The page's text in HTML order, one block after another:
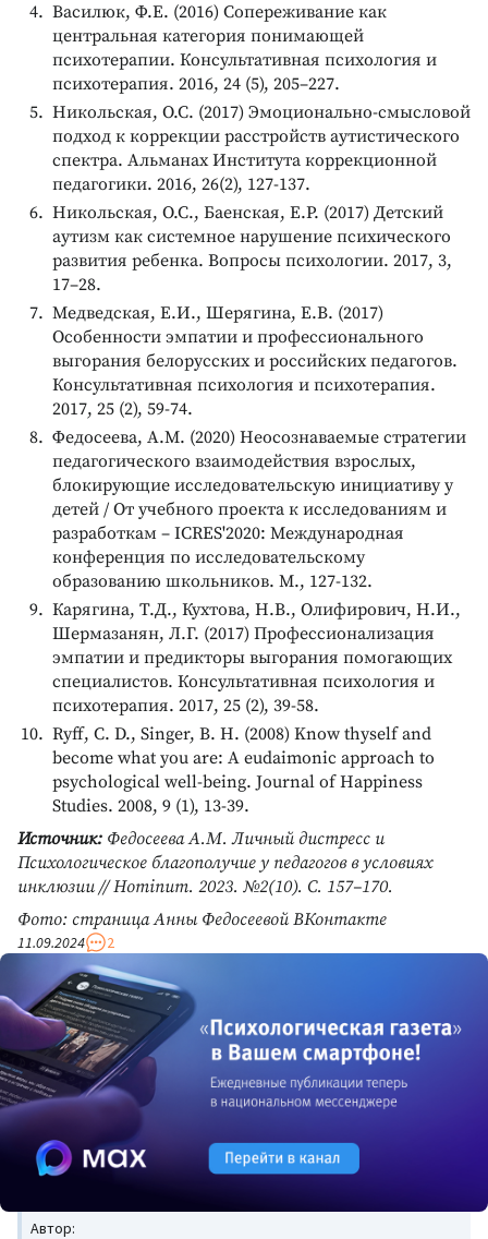
Василюк, Ф.Е. (2016) Сопереживание как
центральная категория понимающей
психотерапии. Консультативная психология и
психотерапия. 2016, 24 (5), 205–227.
Никольская, О.С. (2017) Эмоционально-смысловой
подход к коррекции расстройств аутистического
спектра. Альманах Института коррекционной
педагогики. 2016, 26(2), 127-137.
Никольская, О.С., Баенская, Е.Р. (2017) Детский
аутизм как системное нарушение психического
развития ребенка. Вопросы психологии. 2017, 3,
17–28.
Медведская, Е.И., Шерягина, Е.В. (2017)
Особенности эмпатии и профессионального
выгорания белорусских и российских педагогов.
Консультативная психология и психотерапия.
2017, 25 (2), 59-74.
Федосеева, А.М. (2020) Неосознаваемые стратегии
педагогического взаимодействия взрослых,
блокирующие исследовательскую инициативу у
детей / От учебного проекта к исследованиям и
разработкам – ICRES'2020: Международная
конференция по исследовательскому
образованию школьников. М., 127-132.
Карягина, Т.Д., Кухтова, Н.В., Олифирович, Н.И.,
Шермазанян, Л.Г. (2017) Профессионализация
эмпатии и предикторы выгорания помогающих
специалистов. Консультативная психология и
психотерапия. 2017, 25 (2), 39-58.
Ryff, C. D., Singer, B. H. (2008) Know thyself and
become what you are: A eudaimonic approach to
psychological well-being. Journal of Happiness
Studies. 2008, 9 (1), 13-39.
Источник: Федосеева А.М. Личный дистресс и
Психологическое благополучие у педагогов в условиях
инклюзии // Hominum. 2023. №2(10). С. 157–170.
Фото: страница Анны Федосеевой ВКонтакте
11.09.2024 2
Автор: